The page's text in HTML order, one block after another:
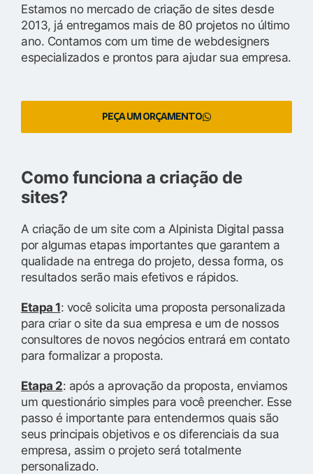
Estamos no mercado de criação de sites desde
2013, já entregamos mais de 80 projetos no último
ano. Contamos com um time de webdesigners
especializados e prontos para ajudar sua empresa.
PEÇA UM ORÇAMENTO
Como funciona a criação de
sites?
A criação de um site com a Alpinista Digital passa
por algumas etapas importantes que garantem a
qualidade na entrega do projeto, dessa forma, os
resultados serão mais efetivos e rápidos.
Etapa 1: você solicita uma proposta personalizada
para criar o site da sua empresa e um de nossos
consultores de novos negócios entrará em contato
para formalizar a proposta.
Etapa 2: após a aprovação da proposta, enviamos
um questionário simples para você preencher. Esse
passo é importante para entendermos quais são
seus principais objetivos e os diferenciais da sua
empresa, assim o projeto será totalmente
personalizado.